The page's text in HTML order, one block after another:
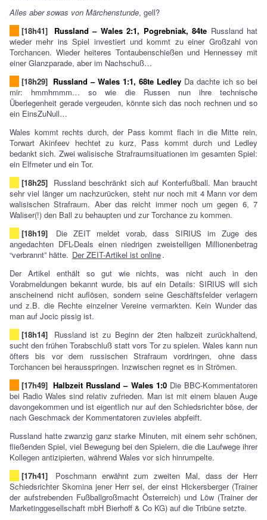
Alles aber sowas von Märchenstunde, gell?
[18h41]
Russland – Wales 2:1, Pogrebniak, 84te Russland hat
wieder mehr ins Spiel investiert und kommt zu einer Großzahl von
Torchancen. Wieder heiteres Tontaubenschießen und Hennessey mit
einer Glanzparade, aber im Nachschuß…
[18h29] Russland – Wales 1:1, 68te Ledley Da dachte ich so bei
mir: hmmhmmm… so wie die Russen nun ihre technische
Überlegenheit gerade vergeuden, könnte sich das noch rechnen und so
ein EinsZuNull…
Wales kommt rechts durch, der Pass kommt flach in die Mitte rein,
Torwart Akinfeev hechtet zu kurz, Pass kommt durch und Ledley
bedankt sich. Zwei walisische Strafraumsituationen im gesamten Spiel:
ein Elfmeter und ein Tor.
[18h25] Russland beschränkt sich auf Konterfußball. Man braucht
sehr viel länger um nachzurücken, steht nur noch mit 4 Mann vor dem
walisischen Strafraum. Aber das reicht immer noch um gegen 6, 7
Waliser(!) den Ball zu behaupten und zur Torchance zu kommen.
[18h19]
Die ZEIT meldet vorab, dass SIRIUS im Zuge des
angedachten DFL-Deals einen niedrigen zweistelligen Millionenbetrag
“verbrannt” hätte. Der ZEIT-Artikel ist online.
Der Artikel enthält so gut wie nichts, was nicht auch in den
Vorabmeldungen bekannt wurde, bis auf ein Details: SIRIUS will sich
anscheinend nicht auflösen, sondern seine Geschäftsfelder verlagern
und z.B. die Rechte einzelner Vereine vermarkten. Kein Wunder das
man auf Jocic pissig ist.
[18h14]
Russland ist zu Beginn der 2ten halbzeit zurückhaltend,
sucht den frühen Torabschluß statt vors Tor zu spielen. Wales kann nun
öfters bis vor dem russischen Strafraum vordringen, ohne dass
Torchancen bei herausspringen. Inzwischen regnet es in Strömen.
[17h49] Halbzeit Russland – Wales 1:0Die BBC-Kommentatoren
bei Radio Wales sind relativ zufrieden. Man ist mit einem blauen Auge
davongekommen und ist eigentlich nur auf den Schiedsrichter böse, der
nach Geschmack der Kommentatoren zuvieles abpfeift.
Russland hatte zwanzig ganz starke Minuten, mit einem sehr schönen,
fließenden Spiel, viel Bewegung bei den Spielern, die die Laufwege ihrer
Kollegen antizipierten, während Wales vor sich hinrumpelte.
[17h41]
Poschmann erwähnt zum zweiten Mal, dass der Herr
Schiedsrichter Skomina jener Herr sei, der einst Hickersberger (Trainer
der aufstrebenden Fußballgroßmacht Österreich) und Löw (Trainer der
Marketinggesellschaft mbH Bierhoff & Co KG) auf die Tribüne setzte.